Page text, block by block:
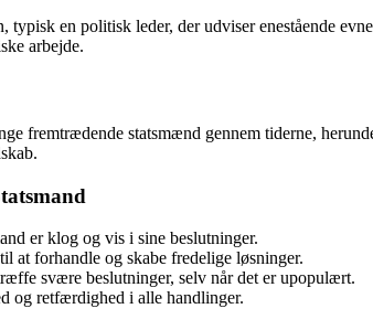
typisk en politisk leder, der udviser enestående
arbejde.
fremtrædende statsmænd gennem tiderne,
er klog og vis i sine beslutninger.
at forhandle og skabe fredelige løsninger.
svære beslutninger, selv når det er upopulært.
og retfærdighed i alle handlinger.